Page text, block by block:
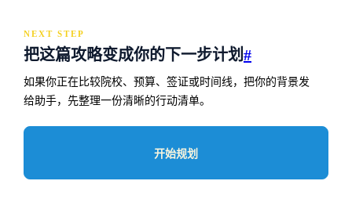
NEXT STEP
把这篇攻略变成你的下一步计划#
如果你正在比较院校、预算、签证或时间线，把你的背景发
给助手，先整理一份清晰的行动清单。
开始规划